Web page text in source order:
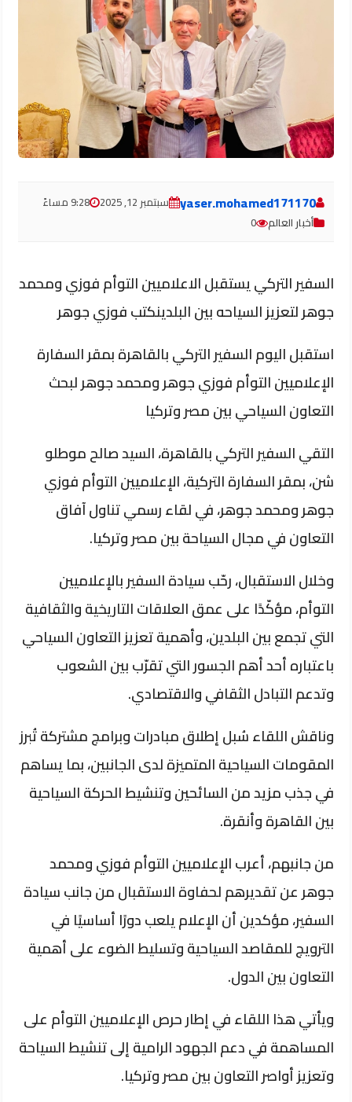
yaser.mohamed171170 سبتمبر 12, 2025
9:28 مساءً
أخبار العالم
0
السفير التركي يستقبل الاعلاميين التوأم فوزي ومحمد
جوهر لتعزيز السياحه بين البلدينكتب فوزي جوهر
استقبل اليوم السفير التركي بالقاهرة بمقر السفارة
الإعلاميين التوأم فوزي جوهر ومحمد جوهر لبحث
التعاون السياحي بين مصر وتركيا
التقي السفير التركي بالقاهرة، السيد صالح موطلو
شن، بمقر السفارة التركية، الإعلاميين التوأم فوزي
جوهر ومحمد جوهر، في لقاء رسمي تناول آفاق
التعاون في مجال السياحة بين مصر وتركيا.
وخلال الاستقبال، رحّب سيادة السفير بالإعلاميين
التوأم، مؤكّدًا على عمق العلاقات التاريخية والثقافية
التي تجمع بين البلدين، وأهمية تعزيز التعاون السياحي
باعتباره أحد أهم الجسور التي تقرّب بين الشعوب
وتدعم التبادل الثقافي والاقتصادي.
وناقش اللقاء سُبل إطلاق مبادرات وبرامج مشتركة تُبرز
المقومات السياحية المتميزة لدى الجانبين، بما يساهم
في جذب مزيد من السائحين وتنشيط الحركة السياحية
بين القاهرة وأنقرة.
من جانبهم، أعرب الإعلاميين التوأم فوزي ومحمد
جوهر عن تقديرهم لحفاوة الاستقبال من جانب سيادة
السفير، مؤكدين أن الإعلام يلعب دورًا أساسيًا في
الترويج للمقاصد السياحية وتسليط الضوء على أهمية
التعاون بين الدول.
ويأتي هذا اللقاء في إطار حرص الإعلاميين التوأم على
المساهمة في دعم الجهود الرامية إلى تنشيط السياحة
وتعزيز أواصر التعاون بين مصر وتركيا.